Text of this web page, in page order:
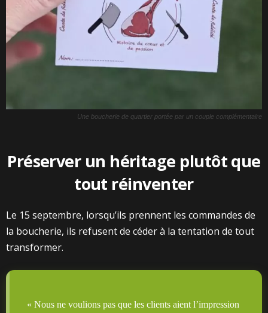
Une boucherie de quartier portée par un couple complémentaire
Préserver un héritage plutôt que
tout réinventer
Le 15 septembre, lorsqu’ils prennent les commandes de
la boucherie, ils refusent de céder à la tentation de tout
transformer.
« Nous ne voulions pas que les clients aient l’impression